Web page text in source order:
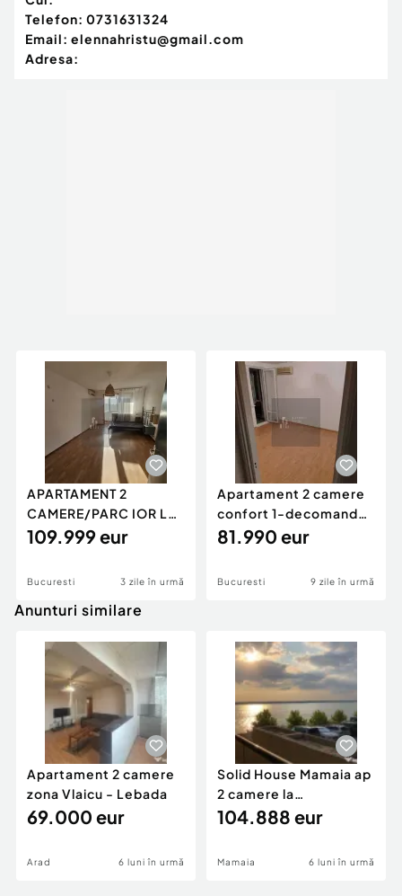
Telefon: 0731631324
Email: elennahristu@gmail.com
Adresa:
APARTAMENT 2
CAMERE/PARC IOR LA
5 MIN /2 MIN METROU
109.999 eur
Bucuresti 3 zile în urmă
Apartament 2 camere
confort 1-decomandat
/Giurgiului/Prog...
81.990 eur
Bucuresti 9 zile în urmă
Anunturi similare
Apartament 2 camere
zona Vlaicu - Lebada
69.000 eur
Arad 6 luni în urmă
Solid House Mamaia ap
2 camere la
cheie,langa Mega
104.888 eur
Mamaia 6 luni în urmă